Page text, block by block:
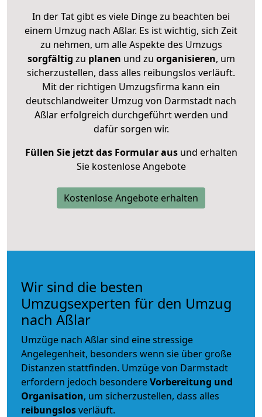
In der Tat gibt es viele Dinge zu beachten bei
einem Umzug nach Aßlar. Es ist wichtig, sich Zeit
zu nehmen, um alle Aspekte des Umzugs
sorgfältig zu planen und zu organisieren, um
sicherzustellen, dass alles reibungslos verläuft.
Mit der richtigen Umzugsfirma kann ein
deutschlandweiter Umzug von Darmstadt nach
Aßlar erfolgreich durchgeführt werden und
dafür sorgen wir.
Füllen Sie jetzt das Formular ausund erhalten
Sie kostenlose Angebote
Kostenlose Angebote erhalten
Wir sind die besten
Umzugsexperten für den Umzug
nach Aßlar
Umzüge nach Aßlar sind eine stressige
Angelegenheit, besonders wenn sie über große
Distanzen stattfinden. Umzüge von Darmstadt
erfordern jedoch besondereVorbereitung und
Organisation, um sicherzustellen, dass alles
reibungslosverläuft.